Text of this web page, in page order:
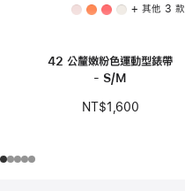
+ 其他 3 款
42 公釐嫩粉色運動型錶帶
- S/M
NT$1,600